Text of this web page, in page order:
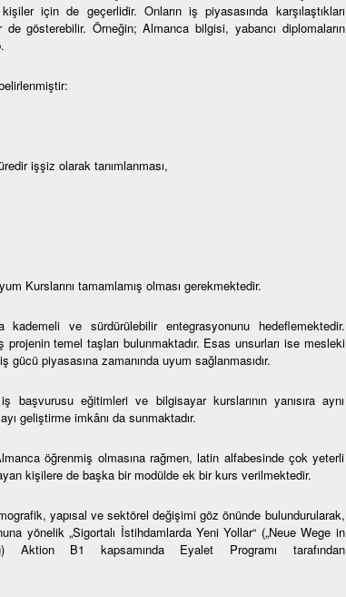
için de geçerlidir. Onların iş piyasasında karşılaştıkları
gösterebilir. Örneğin; Almanca bilgisi, yabancı diplomaların
işşiz olarak tanımlanması,
Kurslarını tamamlamış olması gerekmektedir.
kademeli ve sürdürülebilir entegrasyonunu hedeflemektedir.
temel taşları bulunmaktadır. Esas unsurları ise mesleki
piyasasına zamanında uyum sağlanmasıdır.
başvurusu eğitimleri ve bilgisayar kurslarının yanısıra aynı
geliştirme imkânı da sunmaktadır.
öğrenmiş olmasına rağmen, latin alfabesinde çok yeterli
kişilere de başka bir modülde ek bir kurs verilmektedir.
yapısal ve sektörel değişimi göz önünde bulundurularak,
yönelik „Sigortalı İstihdamlarda Yeni Yollar“ („Neue Wege in
Aktion B1 kapsamında Eyalet Programı tarafından